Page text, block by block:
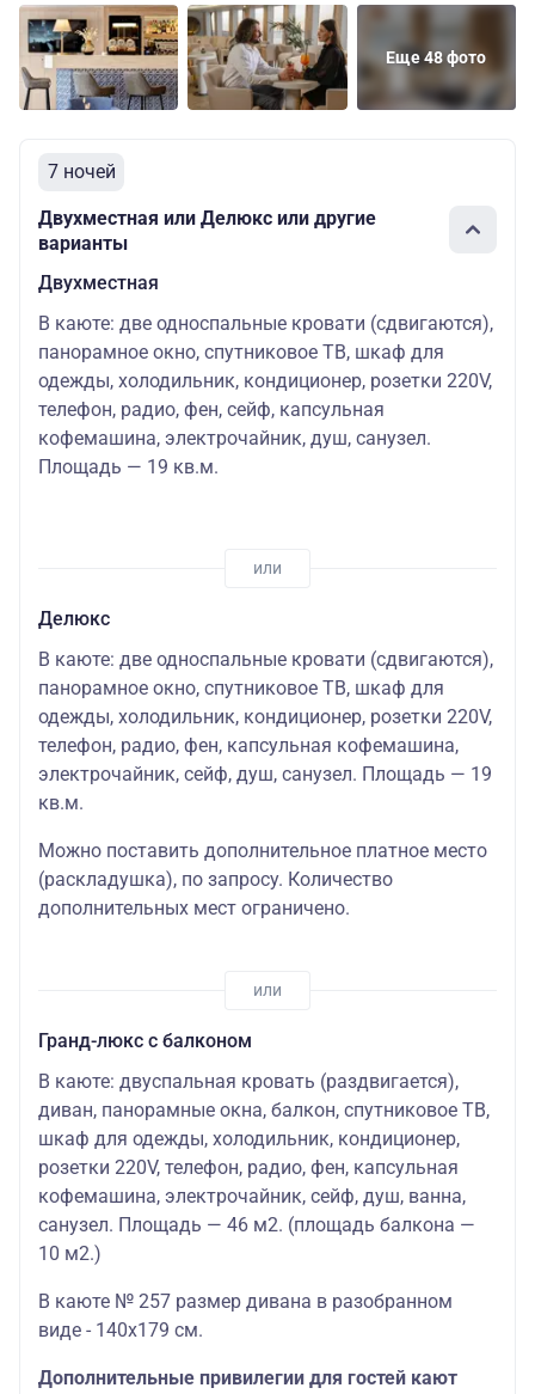
Еще 48 фото
7 ночей
Двухместная или Делюкс или другие
варианты
Двухместная
В каюте: две односпальные кровати (сдвигаются),
панорамное окно, спутниковое ТВ, шкаф для
одежды, холодильник, кондиционер, розетки 220V,
телефон, радио, фен, сейф, капсульная
кофемашина, электрочайник, душ, санузел.
Площадь — 19 кв.м.
Делюкс
В каюте: две односпальные кровати (сдвигаются),
панорамное окно, спутниковое ТВ, шкаф для
одежды, холодильник, кондиционер, розетки 220V,
телефон, радио, фен, капсульная кофемашина,
электрочайник, сейф, душ, санузел. Площадь — 19
кв.м.
Можно поставить дополнительное платное место
(раскладушка), по запросу. Количество
дополнительных мест ограничено.
Гранд-люкс с балконом
В каюте: двуспальная кровать (раздвигается),
диван, панорамные окна, балкон, спутниковое ТВ,
шкаф для одежды, холодильник, кондиционер,
розетки 220V, телефон, радио, фен, капсульная
кофемашина, электрочайник, cейф, душ, ванна,
санузел. Площадь — 46 м2. (площадь балкона —
10 м2.)
В каюте № 257 размер дивана в разобранном
виде - 140х179 см.
Дополнительные привилегии для гостей кают